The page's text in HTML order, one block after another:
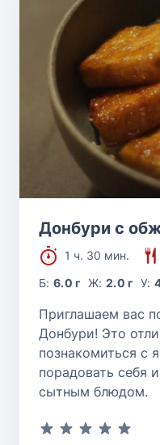
Донбури с
1 ч. 30 мин.
Б:6.0 г Ж: 2.0 г У:
Приглашаем вас
Донбури! Это
познакомиться с
порадовать себя
сытным блюдом.